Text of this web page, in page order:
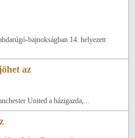
bajnokságban 14. helyezett
az
United a házigazda,...